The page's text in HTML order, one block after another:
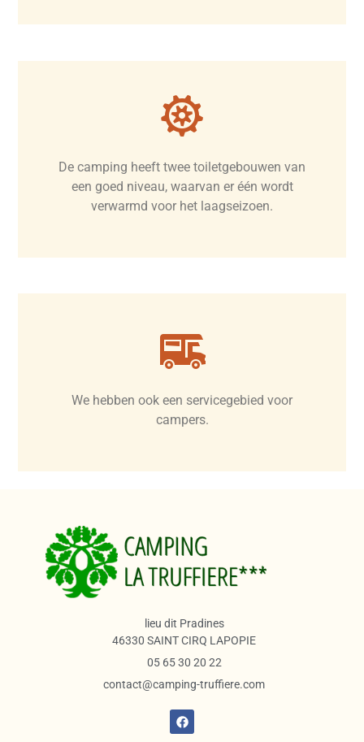
De camping heeft twee toiletgebouwen van
een goed niveau, waarvan er één wordt
verwarmd voor het laagseizoen.
We hebben ook een servicegebied voor
campers.
lieu dit Pradines
46330 SAINT CIRQ LAPOPIE
05 65 30 20 22
contact@camping-truffiere.com